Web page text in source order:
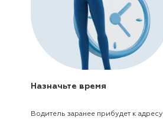
Назначьте время
Водитель заранее прибудет к адресу